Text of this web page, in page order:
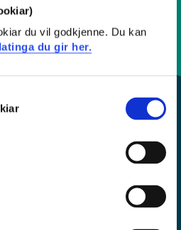
du vil godkjenne. Du kan
du gir her.
og opningstider